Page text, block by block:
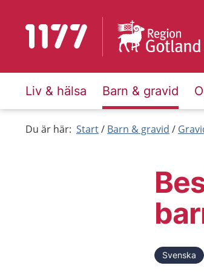
Till startsidan för 1177
Liv & hälsa Barn & gravid
Du är här: Start Barn & gravid
Svenska